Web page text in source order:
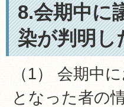
8.会期中に
染が判明し
（1） 会期中
となった者の